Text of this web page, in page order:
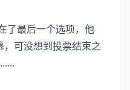
了最后一个选项，他
可没想到投票结束之